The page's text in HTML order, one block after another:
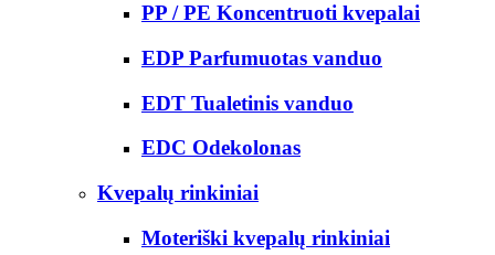
PP / PE Koncentruoti kvepalai
EDP Parfumuotas vanduo
EDT Tualetinis vanduo
EDC Odekolonas
Kvepalų rinkiniai
Moteriški kvepalų rinkiniai